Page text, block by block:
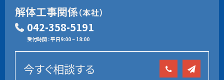
解体工事関係（本社）
042-358-5191
受付時間 : 平日9:00 ~ 18:00
今すぐ相談する